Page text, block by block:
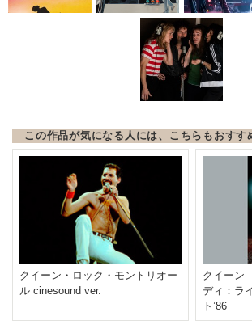
この作品が気になる人には、こちらもおすす
クイーン・ロック・モントリオー
ル cinesound ver.
クイーン
ディ：ラ
ト’86